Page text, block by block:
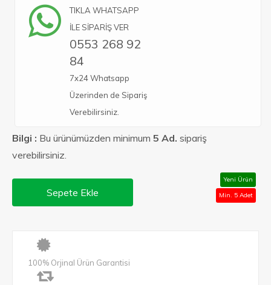
TIKLA WHATSAPP
İLE SİPARİŞ VER
0553 268 92
84
7x24 Whatsapp
Üzerinden de Sipariş
Verebilirsiniz.
Bilgi : Bu ürünümüzden minimum 5 Ad. sipariş
verebilirsiniz.
Sepete Ekle
Yeni Ürün
Min. 5 Adet
100% Orjinal Ürün Garantisi